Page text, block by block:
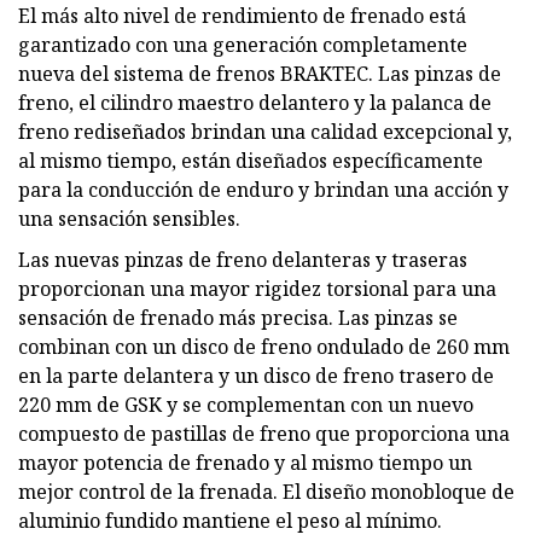
El más alto nivel de rendimiento de frenado está
garantizado con una generación completamente
nueva del sistema de frenos BRAKTEC. Las pinzas de
freno, el cilindro maestro delantero y la palanca de
freno rediseñados brindan una calidad excepcional y,
al mismo tiempo, están diseñados específicamente
para la conducción de enduro y brindan una acción y
una sensación sensibles.
Las nuevas pinzas de freno delanteras y traseras
proporcionan una mayor rigidez torsional para una
sensación de frenado más precisa. Las pinzas se
combinan con un disco de freno ondulado de 260 mm
en la parte delantera y un disco de freno trasero de
220 mm de GSK y se complementan con un nuevo
compuesto de pastillas de freno que proporciona una
mayor potencia de frenado y al mismo tiempo un
mejor control de la frenada. El diseño monobloque de
aluminio fundido mantiene el peso al mínimo.